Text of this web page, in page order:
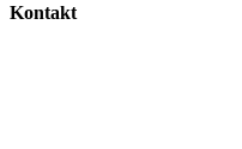
Kontakt